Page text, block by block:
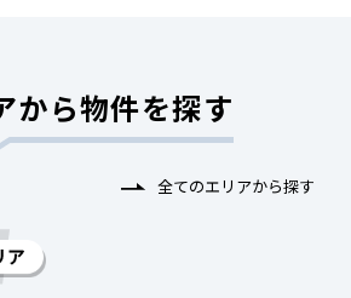
から物件を探す
全てのエリアから探す